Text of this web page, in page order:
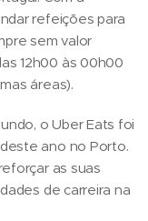
refeições para
sem valor
12h00 às 00h00
áreas).
o Uber Eats foi
ano no Porto.
as suas
de carreira na